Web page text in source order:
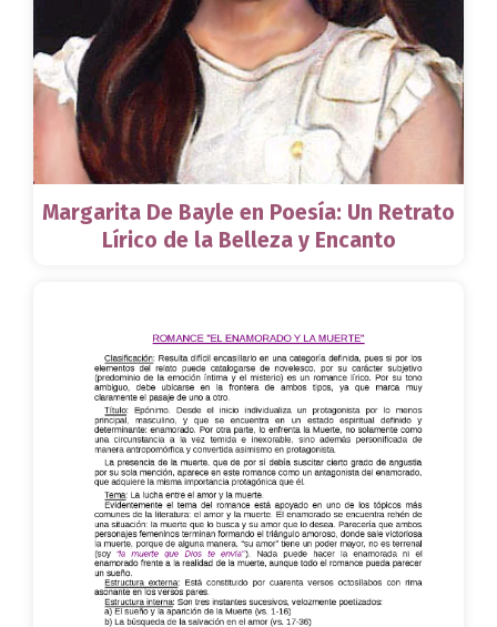
Margarita De Bayle en Poesía: Un Retrato
Lírico de la Belleza y Encanto